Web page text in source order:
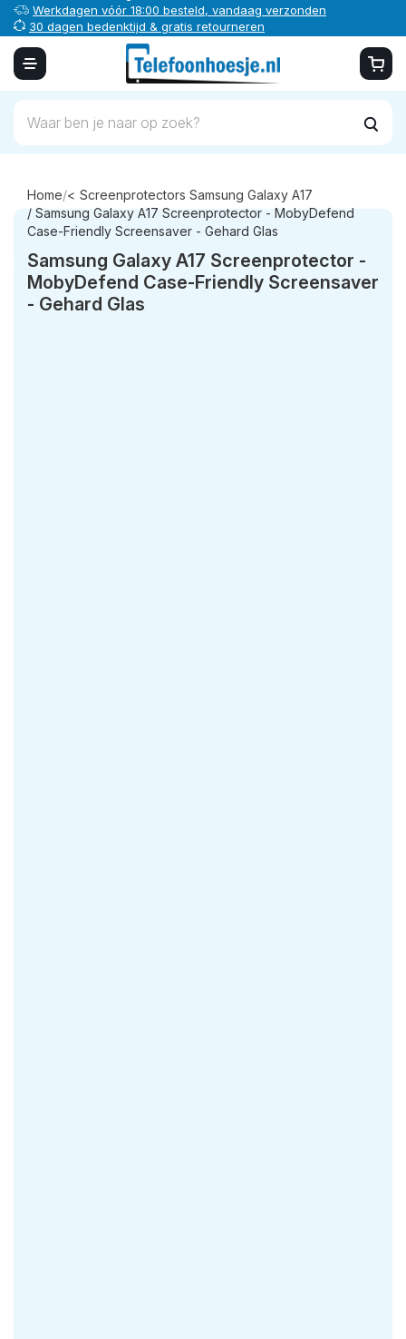
Werkdagen vóór 18:00 besteld, vandaag verzonden
30 dagen bedenktijd & gratis retourneren
Veilig online betalen
Home/
Screenprotectors Samsung Galaxy A17
/ Samsung Galaxy A17 Screenprotector - MobyDefend
Case-Friendly Screensaver - Gehard Glas
Samsung Galaxy A17 Screenprotector -
MobyDefend Case-Friendly Screensaver
- Gehard Glas